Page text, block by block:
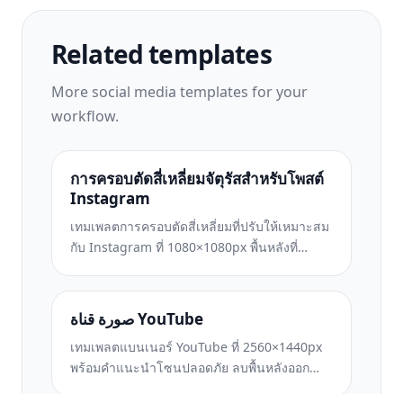
Related templates
More social media templates for your
workflow.
การครอบตัดสี่เหลี่ยมจัตุรัสสำหรับโพสต์
Instagram
เทมเพลตการครอบตัดสี่เหลี่ยมที่ปรับให้เหมาะสม
กับ Instagram ที่ 1080×1080px พื้นหลังที่
โดดเด่นในฟีด
صورة قناة YouTube
เทมเพลตแบนเนอร์ YouTube ที่ 2560×1440px
พร้อมคำแนะนำโซนปลอดภัย ลบพื้นหลังออก